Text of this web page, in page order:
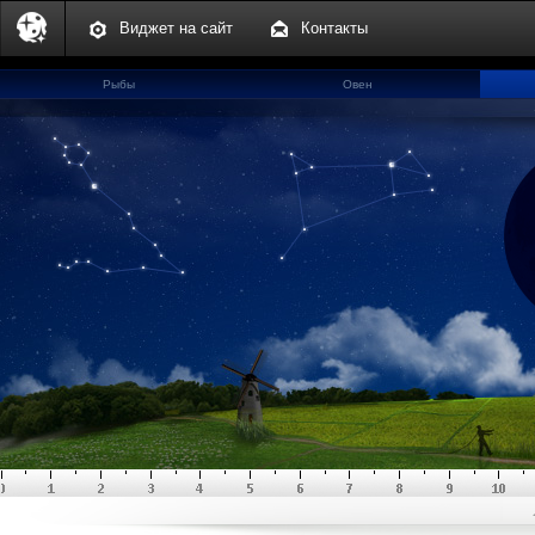
Виджет на сайт Контакты
Рыбы
Овен